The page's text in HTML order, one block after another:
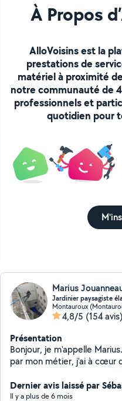
À Propos
AlloVoisins est la
prestations de
matériel à proximité
notre communauté de
professionnels et
quotidien pour
Jardinier paysagiste
Montauroux
4,8/5 (154 avis)
Présentation
Bonjour, je m'appelle
par mon métier, j'ai à cœur
et de tout le matériel
projets : travaux
Dernier avis laissé par
Il y a plus de 6 mois